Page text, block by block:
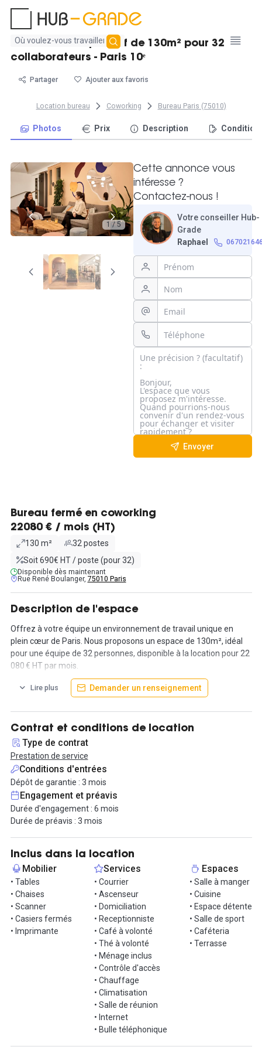
Aucun
résultat
Grand bureau privatif de 130m² pour 32
collaborateurs - Paris 10ᵉ
Partager Ajouter aux favoris
Location bureau Coworking Bureau Paris (75010)
Photos Prix Description
1 / 5
Cette annonce vous
intéresse ?
Contactez-nous !
Votre conseiller Hub-
Grade
Raphael
Envoyer
Bureau fermé en coworking
22080 € / mois (HT)
130 m²
32 postes
Soit 690€ HT / poste (pour 32)
Disponible dès maintenant
Rue René Boulanger, 75010 Paris
Description de l'espace
Offrez à votre équipe un environnement de travail unique en
plein cœur de Paris. Nous proposons un espace de 130m², idéal
pour une équipe de 32 personnes, disponible à la location pour 22
080 € HT par mois.
Situé dans un immeuble haussmannien de standing, ce bureau
volumes, du parquet d’époque et de grandes fenêtres offrant
une belle luminosité. L’espace est entièrement aménageable
selon vos besoins : open space, bureaux cloisonnés, salle de
réunion privative…
De nombreux services sont inclus :
- WiFi haut débit sécurisé
- Ménage hebdomadaire
- Accès 24h/24 sécurisé
- Espaces communs (coin cuisine et détente)
- Accès à des salles de réunion sur réservation
Ce bureau clé en main est situé à la croisée des quartiers du
Marais et de République, au cœur d’un environnement
dynamique. Profitez d’une multitude de restaurants, cafés et
commerces pour vos repas d’affaires et afterworks. L’accès est
extrêmement facile grâce aux nombreuses lignes de métro et
bus à proximité.
Ne manquez pas cette opportunité de travailler dans un
environnement professionnel et inspirant. Contactez-nous dès
aujourd’hui pour organiser une visite !
Lire plus Demander un renseignement
Contrat et conditions de location
Type de contrat
Prestation de service
Conditions d'entrées
Dépôt de garantie : 3 mois
Engagement et préavis
Durée d'engagement : 6 mois
Durée de préavis : 3 mois
Inclus dans la location
Mobilier
• Tables
• Chaises
• Scanner
• Casiers fermés
• Imprimante
Services
• Courrier
• Ascenseur
• Domiciliation
• Receptionniste
• Café à volonté
• Thé à volonté
• Ménage inclus
• Contrôle d'accès
• Chauffage
• Climatisation
• Salle de réunion
• Internet
• Bulle téléphonique
Espaces
• Salle à manger
• Cuisine
• Espace détente
• Salle de sport
• Caféteria
• Terrasse